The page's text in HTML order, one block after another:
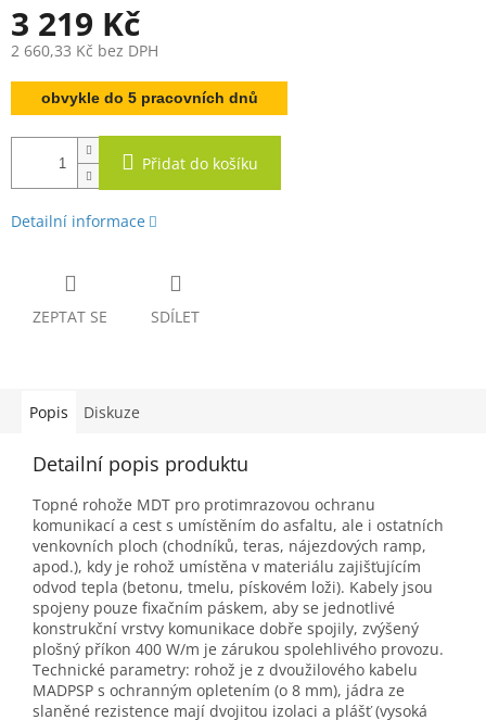
3 219 Kč
2 660,33 Kč bez DPH
Měrná
cena:obvykle do 5 pracovních dnů
Přidat do košíku
Detailní informace
ZEPTAT SE SDÍLET
Popis Diskuze
Detailní popis produktu
Topné rohože MDT pro protimrazovou ochranu
komunikací a cest s umístěním do asfaltu, ale i ostatních
venkovních ploch (chodníků, teras, nájezdových ramp,
apod.), kdy je rohož umístěna v materiálu zajišťujícím
odvod tepla (betonu, tmelu, pískovém loži). Kabely jsou
spojeny pouze fixačním páskem, aby se jednotlivé
konstrukční vrstvy komunikace dobře spojily, zvýšený
plošný příkon 400 W/m je zárukou spolehlivého provozu.
Technické parametry: rohož je z dvoužilového kabelu
MADPSP s ochranným opletením (o 8 mm), jádra ze
slaněné rezistence mají dvojitou izolaci a plášť (vysoká